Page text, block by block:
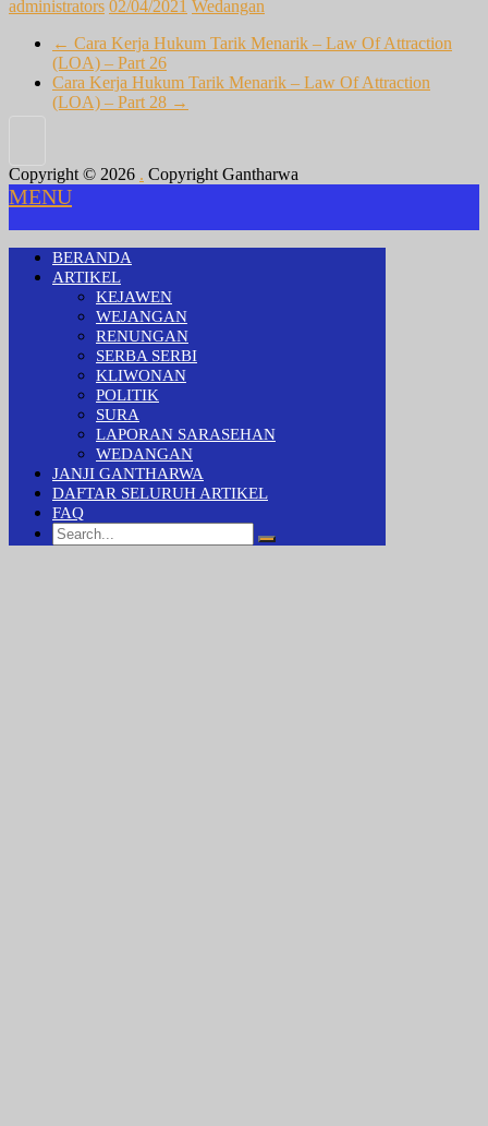
administrators 02/04/2021 Wedangan
← Cara Kerja Hukum Tarik Menarik – Law Of Attraction
(LOA) – Part 26
Cara Kerja Hukum Tarik Menarik – Law Of Attraction
(LOA) – Part 28 →
Copyright © 2026 . Copyright Gantharwa
MENU
BERANDA
ARTIKEL
KEJAWEN
WEJANGAN
RENUNGAN
SERBA SERBI
KLIWONAN
POLITIK
SURA
LAPORAN SARASEHAN
WEDANGAN
JANJI GANTHARWA
DAFTAR SELURUH ARTIKEL
FAQ